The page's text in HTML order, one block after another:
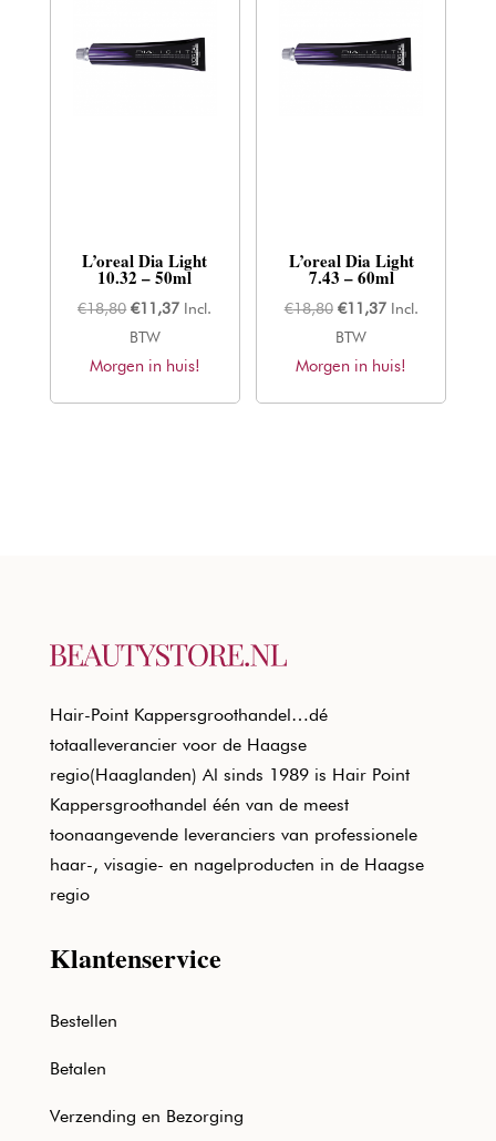
L’oreal Dia Light
10.32 – 50ml
€18,80 Oorspronkelijke
prijs
was:
€11,37Huidige
is:
Incl.
BTW
Morgen in huis!
L’oreal Dia Light
7.43 – 60ml
€18,80 Oorspronkelijke
prijs
was:
€11,37Huidige
is:
Incl.
BTW
Morgen in huis!
Hair-Point Kappersgroothandel…dé
totaalleverancier voor de Haagse
regio(Haaglanden) Al sinds 1989 is Hair Point
Kappersgroothandel één van de meest
toonaangevende leveranciers van professionele
haar-, visagie- en nagelproducten in de Haagse
regio
Klantenservice
Bestellen
Betalen
Verzending en Bezorging